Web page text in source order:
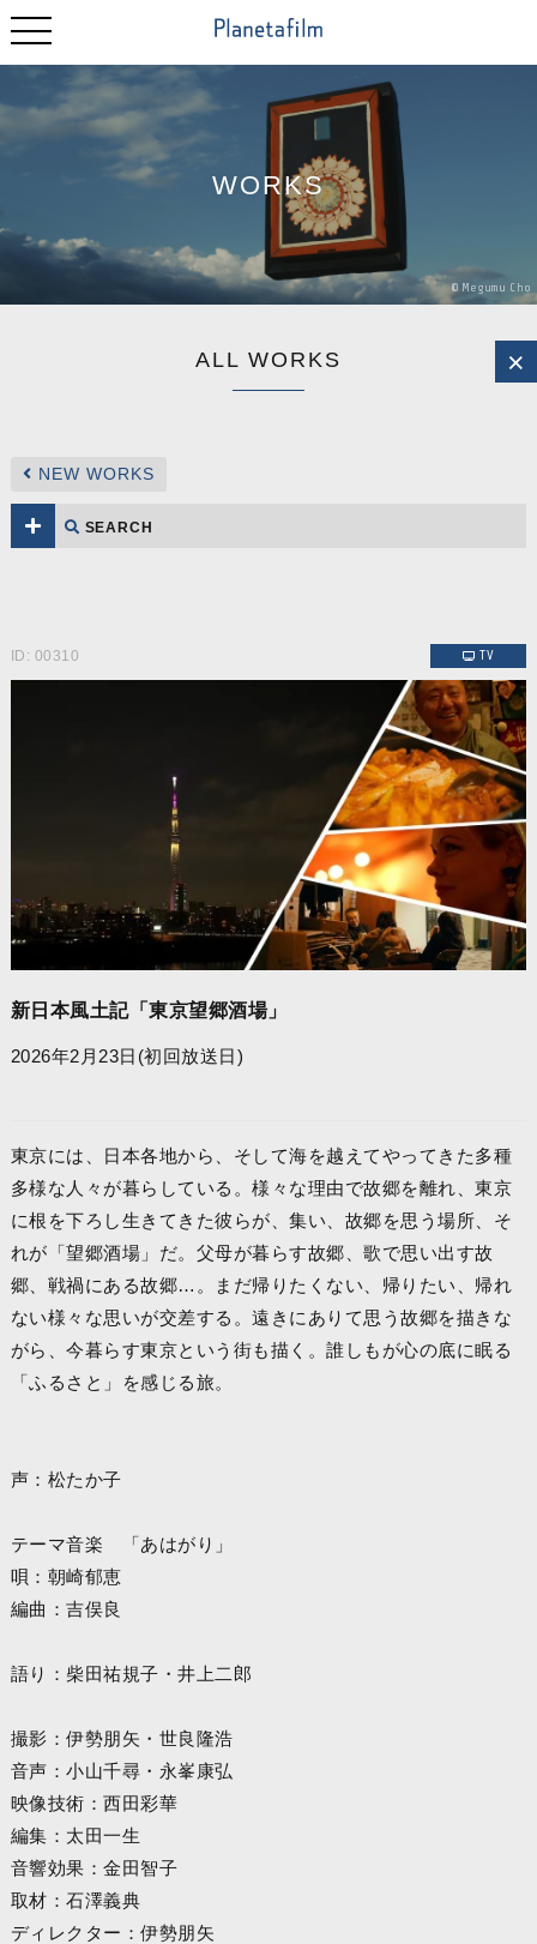
WORKS
© Megumu Cho
ALL WORKS
NEW WORKS
SEARCH
ID: 00310 TV
新日本風土記「東京望郷酒場」
2026年2月23日(初回放送日)
東京には、日本各地から、そして海を越えてやってきた多種
多様な人々が暮らしている。様々な理由で故郷を離れ、東京
に根を下ろし生きてきた彼らが、集い、故郷を思う場所、そ
れが「望郷酒場」だ。父母が暮らす故郷、歌で思い出す故
郷、戦禍にある故郷…。まだ帰りたくない、帰りたい、帰れ
ない様々な思いが交差する。遠きにありて思う故郷を描きな
がら、今暮らす東京という街も描く。誰しもが心の底に眠る
「ふるさと」を感じる旅。
声：松たか子
テーマ音楽 「あはがり」
唄：朝崎郁恵
編曲：吉俣良
語り：柴田祐規子・井上二郎
撮影：伊勢朋矢・世良隆浩
音声：小山千尋・永峯康弘
映像技術：西田彩華
編集：太田一生
音響効果：金田智子
取材：石澤義典
ディレクター：伊勢朋矢